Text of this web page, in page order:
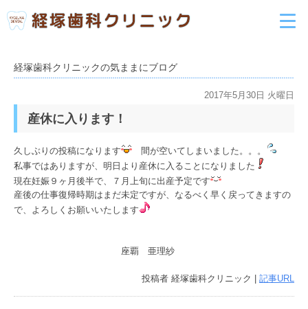
経塚歯科クリニックの気ままにブログ
2017年5月30日 火曜日
産休に入ります！
久しぶりの投稿になります
間が空いてしまいました。。。
私事ではありますが、明日より産休に入ることになりました
現在妊娠９ヶ月後半で、７月上旬に出産予定です
産後の仕事復帰時期はまだ未定ですが、なるべく早く戻ってきますの
で、よろしくお願いいたします
座覇 亜理紗
投稿者 経塚歯科クリニック | 記事URL